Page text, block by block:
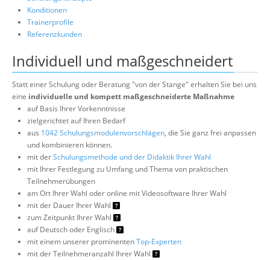
Konditionen
Trainerprofile
Referenzkunden
Individuell und maßgeschneidert
Statt einer Schulung oder Beratung "von der Stange" erhalten Sie bei uns
eine individuelle und kompett maßgeschneiderte Maßnahme
auf Basis Ihrer Vorkenntnisse
zielgerichtet auf Ihren Bedarf
aus 1042 Schulungsmodulenvorschlägen, die Sie ganz frei anpassen
und kombinieren können.
mit derSchulungsmethode und der Didaktik Ihrer Wahl
mit Ihrer Festlegung zu Umfang und Thema von praktischen
Teilnehmerübungen
am Ort Ihrer Wahl oder online mit Videosoftware Ihrer Wahl
mit der Dauer Ihrer Wahl
zum Zeitpunkt Ihrer Wahl
auf Deutsch oder Englisch
mit einem unserer prominentenTop-Experten
mit der Teilnehmeranzahl Ihrer Wahl